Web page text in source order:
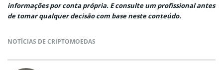
informações por conta própria. E consulte um profissional antes
de tomar qualquer decisão com base neste conteúdo.
NOTÍCIAS DE CRIPTOMOEDAS